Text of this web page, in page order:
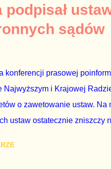
jednostkowym, które zawsze
wpłaca na partię
pośrednio przez ta partię.
sądów
konferencji prasowej
Najwyższym i Krajowej
o zawetowanie ustaw. Na
ustaw ostatecznie zniszczy